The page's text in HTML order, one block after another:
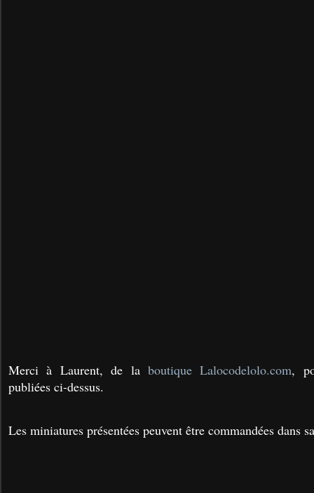
Merci à Laurent, de la boutique Lalocodelolo.com,
publiées ci-dessus.
Les miniatures présentées peuvent être commandées dans